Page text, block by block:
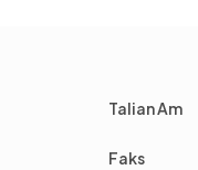
Talian Am
Faks